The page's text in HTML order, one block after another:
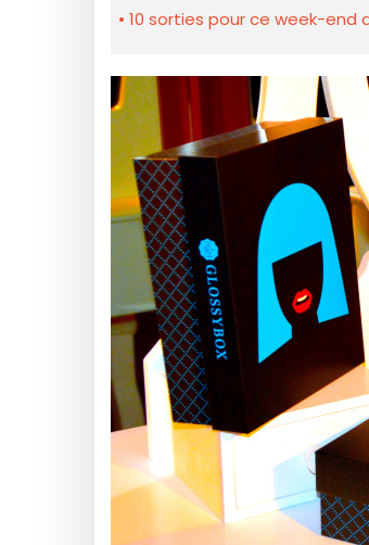
10 sorties pour ce week-end